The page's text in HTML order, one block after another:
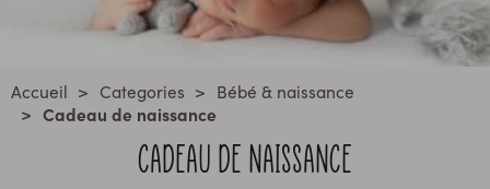
Accueil Categories
Bébé & naissance
Cadeau de naissance
CADEAU DE NAISSANCE